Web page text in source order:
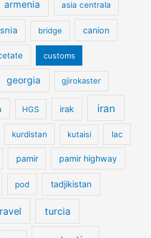
armenia asia centrala
bridge canion
customs
georgia gjirokaster
HGS irak iran
kurdistan kutaisi lac
pamir pamir highway
pod tadjikistan
turcia